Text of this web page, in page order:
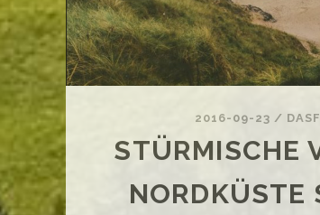
2016-09-23 /
STÜRMISCHE
NORDKÜSTE